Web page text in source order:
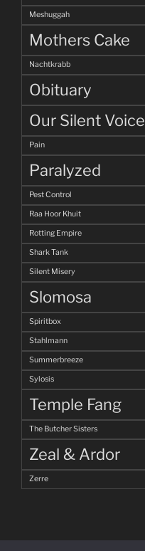
Meshuggah
Mothers Cake
Nachtkrabb
Obituary
Our Silent Voice
Pain
Paralyzed
Pest Control
Raa Hoor Khuit
Rotting Empire
Shark Tank
Silent Misery
Slomosa
Spiritbox
Stahlmann
Summerbreeze
Sylosis
Temple Fang
The Butcher Sisters
Zeal & Ardor
Zerre